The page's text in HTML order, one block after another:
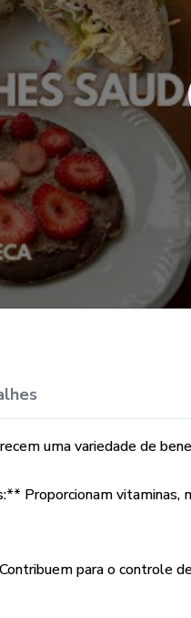
uma variedade de
Proporcionam vitaminas,
para o controle